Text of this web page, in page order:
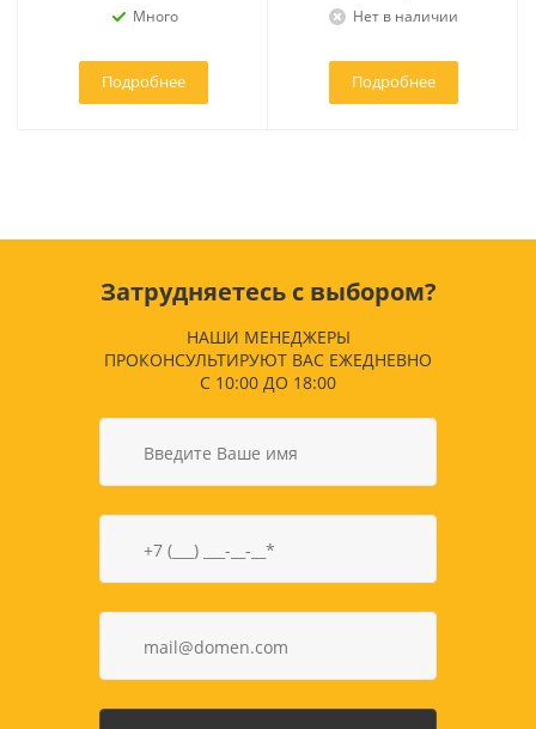
Много
Подробнее
Нет в наличии
Подробнее
Затрудняетесь с выбором?
НАШИ МЕНЕДЖЕРЫ
ПРОКОНСУЛЬТИРУЮТ ВАС ЕЖЕДНЕВНО
С 10:00 ДО 18:00